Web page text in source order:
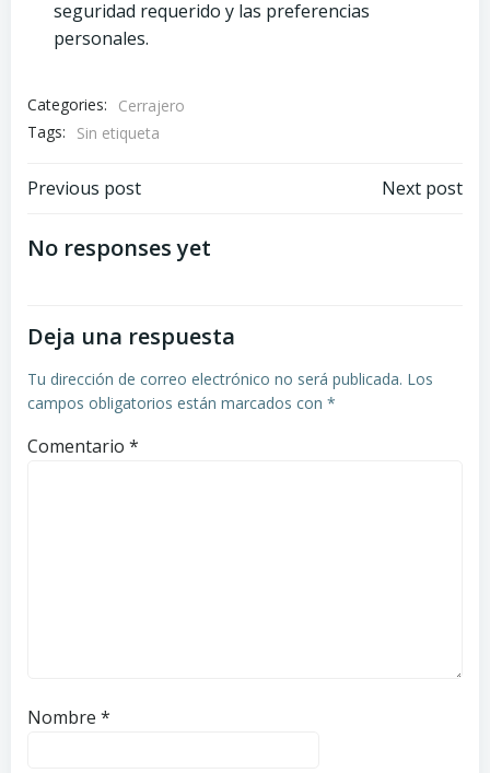
seguridad requerido y las preferencias
personales.
Categories:
Cerrajero
Tags:
Sin etiqueta
Navegación
por
entradas
Previous post
Navegación
entradas
Next post
No responses yet
Deja una respuesta
Tu dirección de correo electrónico no será publicada. Los
campos obligatorios están marcados con *
Comentario *
Nombre *